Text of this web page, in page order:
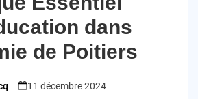
dans
de Poitiers
11 décembre 2024